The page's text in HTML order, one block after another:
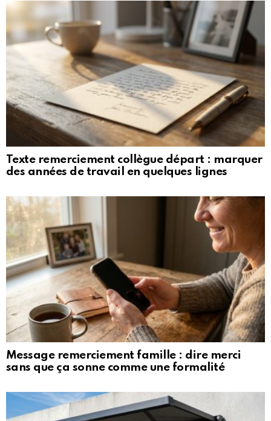
Texte remerciement collègue départ : marquer
des années de travail en quelques lignes
Message remerciement famille : dire merci
sans que ça sonne comme une formalité